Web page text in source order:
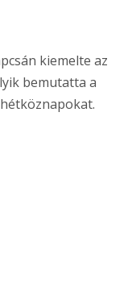
kiemelte az
bemutatta a